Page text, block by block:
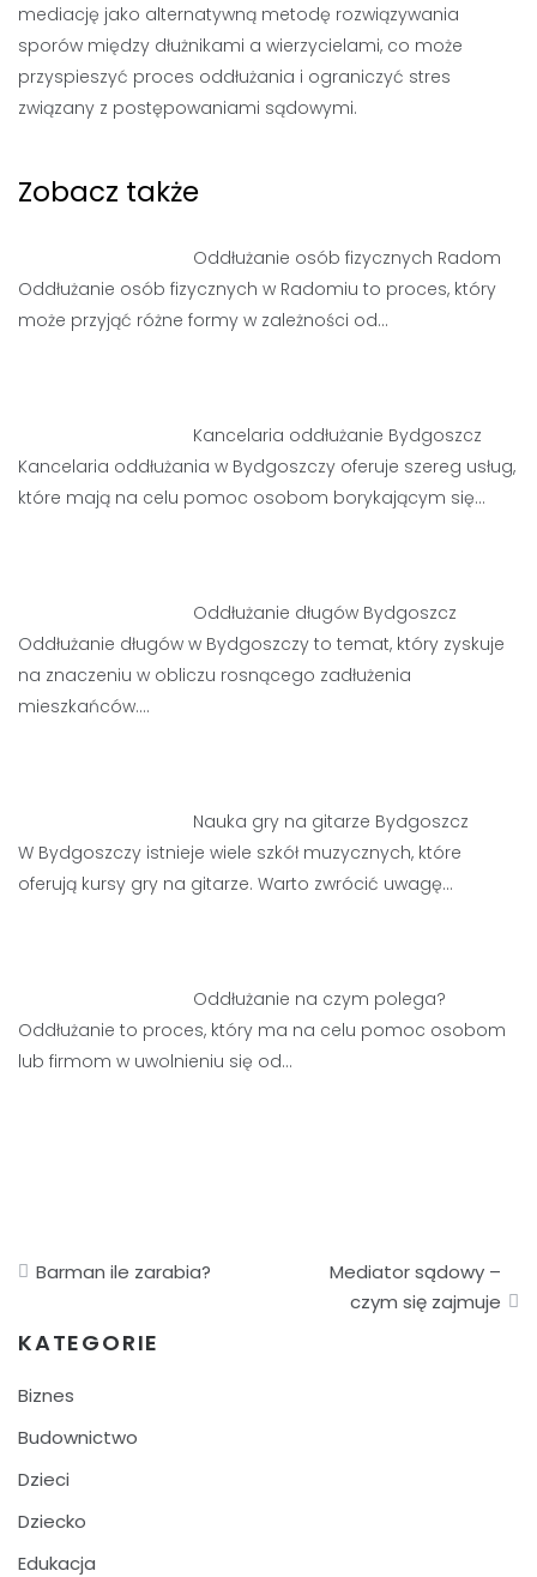
mediację jako alternatywną metodę rozwiązywania
sporów między dłużnikami a wierzycielami, co może
przyspieszyć proces oddłużania i ograniczyć stres
związany z postępowaniami sądowymi.
Zobacz także
Oddłużanie osób fizycznych Radom
Oddłużanie osób fizycznych w Radomiu to proces, który
może przyjąć różne formy w zależności od…
Kancelaria oddłużanie Bydgoszcz
Kancelaria oddłużania w Bydgoszczy oferuje szereg usług,
które mają na celu pomoc osobom borykającym się…
Oddłużanie długów Bydgoszcz
Oddłużanie długów w Bydgoszczy to temat, który zyskuje
na znaczeniu w obliczu rosnącego zadłużenia
mieszkańców.…
Nauka gry na gitarze Bydgoszcz
W Bydgoszczy istnieje wiele szkół muzycznych, które
oferują kursy gry na gitarze. Warto zwrócić uwagę…
Oddłużanie na czym polega?
Oddłużanie to proces, który ma na celu pomoc osobom
lub firmom w uwolnieniu się od…
Nawigacja
Barman ile zarabia?
Mediator sądowy –
czym się zajmuje
KATEGORIE
Biznes
Budownictwo
Dzieci
Dziecko
Edukacja